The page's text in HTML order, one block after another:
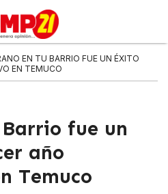
EN TU BARRIO FUE UN ÉXITO
EN TEMUCO
fue un
año
Temuco